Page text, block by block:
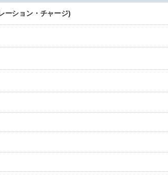
０円）を行っ
安心して沖縄
スタッフ一同
ご利用中の事故
金額」です。
円頂戴いたしま
【キャンセルに
予約を取消され
予約日の７日前
２日前～前日
ーション・チャージ)